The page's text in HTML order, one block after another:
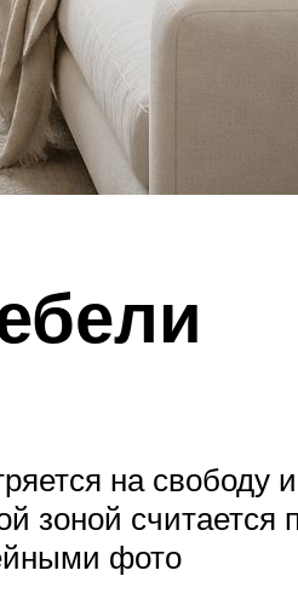
на свободу
зоной считается
фото